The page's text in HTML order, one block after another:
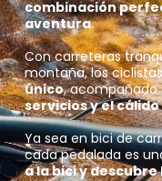
combinación
aventura.
Con carreteras
montaña, los
único,
servicios y el
Ya sea en bici de
cada pedalada es
a la bici y